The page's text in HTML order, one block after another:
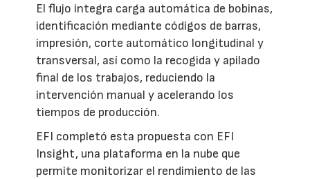
El flujo integra carga automática de bobinas,
identificación mediante códigos de barras,
impresión, corte automático longitudinal y
transversal, así como la recogida y apilado
final de los trabajos, reduciendo la
intervención manual y acelerando los
tiempos de producción.
EFI completó esta propuesta con EFI
Insight, una plataforma en la nube que
permite monitorizar el rendimiento de las